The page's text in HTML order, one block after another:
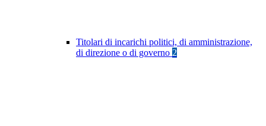
Titolari di incarichi politici, di amministrazione,
di direzione o di governo 2